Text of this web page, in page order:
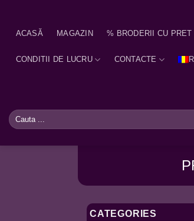
contentACASĂ MAGAZIN % BRODERII CU PRET
CONDITII DE LUCRU CONTACTE
Caută
după:
CATEGORIES